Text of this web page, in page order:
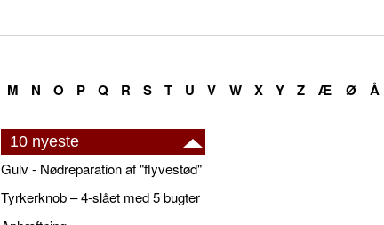
M N O P Q R S T U V W X Y Z Æ Ø Å
10 nyeste
Gulv - Nødreparation af "flyvestød"
Tyrkerknob – 4-slået med 5 bugter